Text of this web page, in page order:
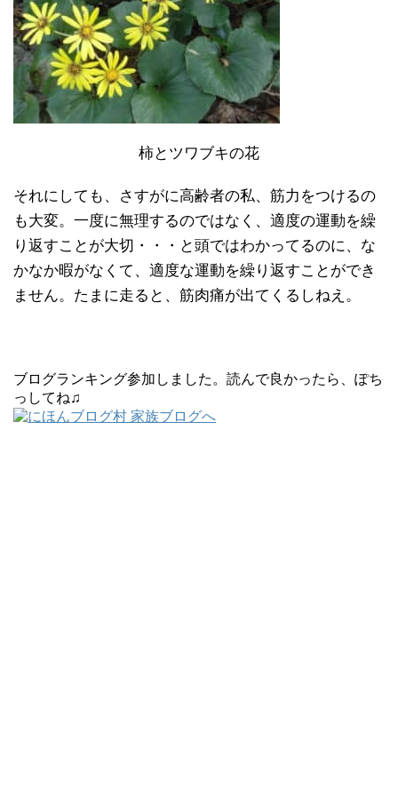
柿とツワブキの花
それにしても、さすがに高齢者の私、筋力をつけるの
も大変。一度に無理するのではなく、適度の運動を繰
り返すことが大切・・・と頭ではわかってるのに、な
かなか暇がなくて、適度な運動を繰り返すことができ
ません。たまに走ると、筋肉痛が出てくるしねえ。
ブログランキング参加しました。読んで良かったら、ぽち
っしてね♫